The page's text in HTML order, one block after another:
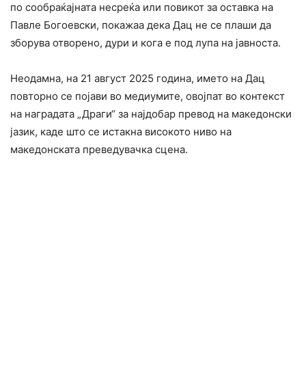
по сообраќајната несреќа или повикот за оставка на
Павле Богоевски, покажаа дека Дац не се плаши да
зборува отворено, дури и кога е под лупа на јавноста.
Неодамна, на 21 август 2025 година, името на Дац
повторно се појави во медиумите, овојпат во контекст
на наградата „Драги“ за најдобар превод на македонски
јазик, каде што се истакна високото ниво на
македонската преведувачка сцена.